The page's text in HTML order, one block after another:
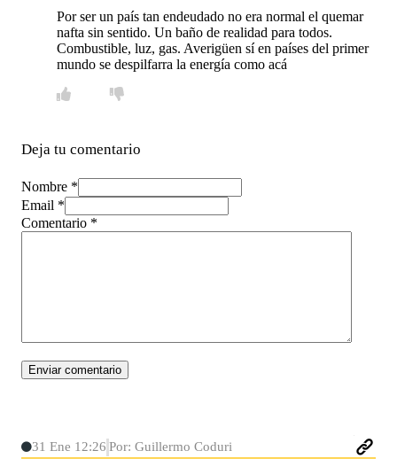
Por ser un país tan endeudado no era normal el quemar
nafta sin sentido. Un baño de realidad para todos.
Combustible, luz, gas. Averigüen sí en países del primer
mundo se despilfarra la energía como acá
Deja tu comentario
Nombre *
Email *
Comentario *
31 Ene 12:26 Por: Guillermo Coduri